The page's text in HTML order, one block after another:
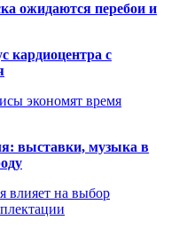
ожидаются перебои и
кардиоцентра с
экономят время
выставки, музыка в
влияет на выбор